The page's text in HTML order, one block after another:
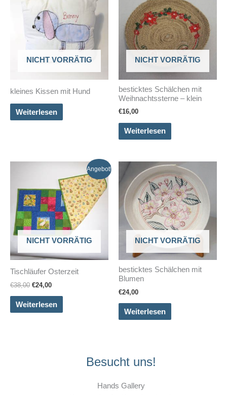
NICHT VORRÄTIG
kleines Kissen mit Hund
Weiterlesen
NICHT VORRÄTIG
besticktes Schälchen mit
Weihnachtssterne – klein
€16,00
Weiterlesen
Angebot!
NICHT VORRÄTIG
Tischläufer Osterzeit
€38,00 Ursprünglicher
war:
€24,00Aktueller
ist:
€24,00.
Weiterlesen
NICHT VORRÄTIG
besticktes Schälchen mit
Blumen
€24,00
Weiterlesen
Besucht uns!
Hands Gallery